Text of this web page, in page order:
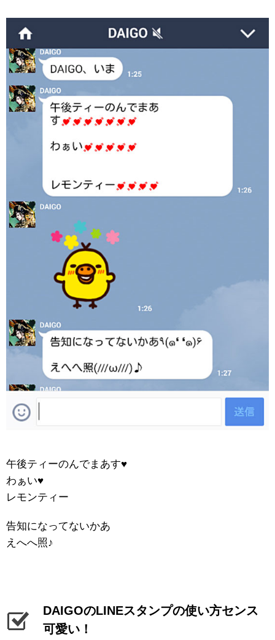
午後ティーのんでまあす♥
わぁい♥
レモンティー
告知になってないかあ
えへへ照♪
DAIGOのLINEスタンプの使い方センス
可愛い！